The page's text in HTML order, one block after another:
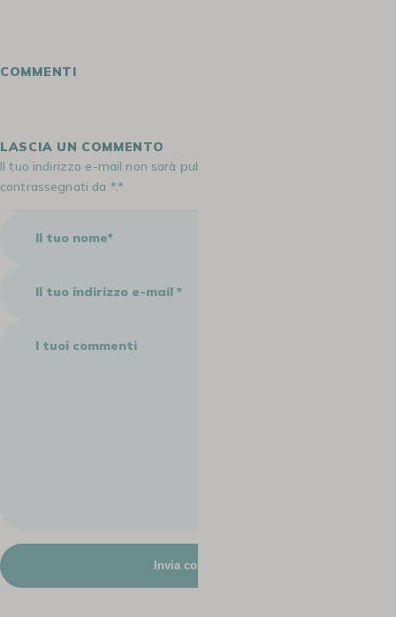
COMMENTI
LASCIA UN COMMENTO
Il tuo indirizzo e-mail non sarà pubblicato. I campi obbligatori sono
contrassegnati da *.*